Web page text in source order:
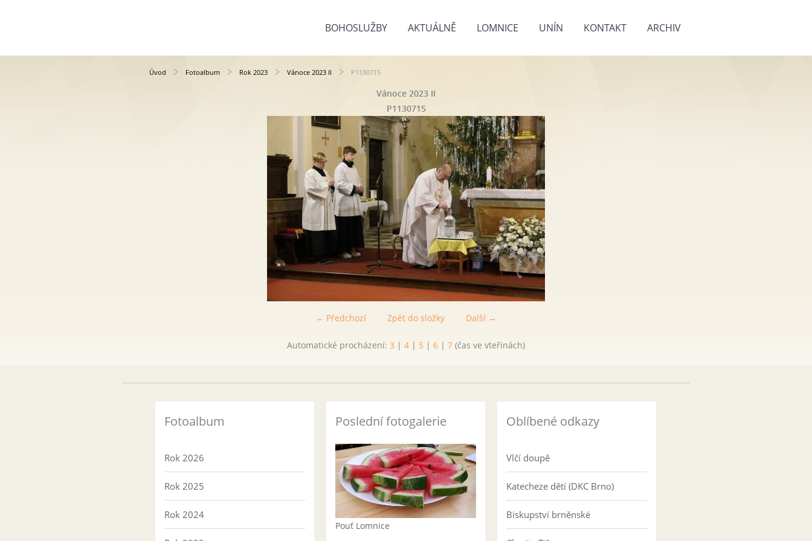
BOHOSLUŽBY AKTUÁLNĚ LOMNICE UNÍN KONTAKT ARCHIV
Úvod Fotoalbum Rok 2023 Vánoce 2023 II P1130715
Vánoce 2023 II
P1130715
← Předchozí Další →
Zpět do složky
Automatické procházení: 3 | 4 | 5 | 6 | 7 (čas ve vteřinách)
Fotoalbum
Rok 2026
Rok 2025
Rok 2024
Poslední fotogalerie
Pouť Lomnice
Oblíbené odkazy
Vlčí doupě
Katecheze dětí (DKC Brno)
Biskupství brněnské